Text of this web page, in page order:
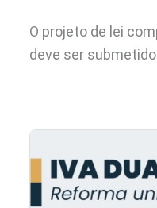
O projeto de lei
deve ser